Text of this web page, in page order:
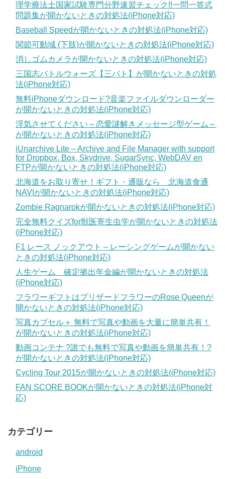
理学療法士国家試験専門分野速習チェック!!一問一答式
問題集が開かないときの対処法(iPhone対応)
Baseball Speedが開かないときの対処法(iPhone対応)
関節可動域 (下肢)が開かないときの対処法(iPhone対応)
消しゴムカメラが開かないときの対処法(iPhone対応)
三国志バトルウォーズ【三バト】が開かないときの対処
法(iPhone対応)
無料iPhoneダウンロード?音楽ファイルダウンローダー
が開かないときの対処法(iPhone対応)
浮気させてください～恋愛謎解きメッセージ型ゲーム～
が開かないときの対処法(iPhone対応)
iUnarchive Lite – Archive and File Manager with support
for Dropbox, Box, Skydrive, SugarSync, WebDAV en
FTPが開かないときの対処法(iPhone対応)
北海道をお取り寄せ！ギフト・通販なら 北海道食通
NAVIが開かないときの対処法(iPhone対応)
Zombie Ragnarokが開かないときの対処法(iPhone対応)
完全無料クイズfor獣医寄生虫学が開かないときの対処法
(iPhone対応)
F1 レース ノックアウト – レーシングゲームが開かない
ときの対処法(iPhone対応)
人生ゲーム 確定拠出年金編が開かないときの対処法
(iPhone対応)
フラワーギフトはプリザードフラワーのRose Queenが
開かないときの対処法(iPhone対応)
写真カプセル＋ 無料で写真や動画を大量に簡単共有！
が開かないときの対処法(iPhone対応)
動画コンテナ ?誰でも無料で写真や動画を簡単共有！?
が開かないときの対処法(iPhone対応)
Cycling Tour 2015が開かないときの対処法(iPhone対応)
FAN SCORE BOOKが開かないときの対処法(iPhone対
応)
カテゴリー
android
iPhone